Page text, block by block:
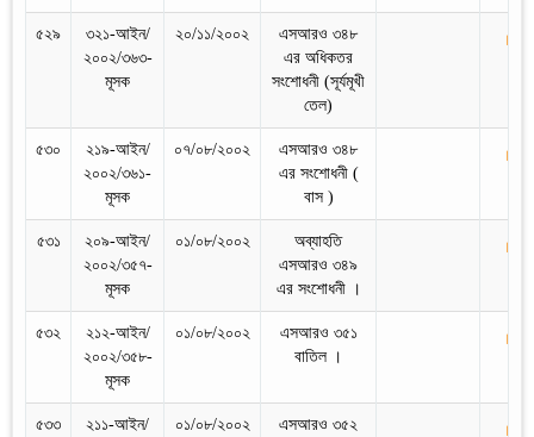
৫২৯
৩২১-আইন/
২০০২/৩৬৩-
মূসক
২০/১১/২০০২
এসআরও ৩৪৮
এর অধিকতর
সংশোধনী (সূর্যমূখী
তেল)
৫৩০
২১৯-আইন/
২০০২/৩৬১-
মূসক
০৭/০৮/২০০২
এসআরও ৩৪৮
এর সংশোধনী (
বাস )
৫৩১
২০৯-আইন/
২০০২/৩৫৭-
মূসক
০১/০৮/২০০২
অব্যাহতি
এসআরও ৩৪৯
এর সংশোধনী ।
৫৩২
২১২-আইন/
২০০২/৩৫৮-
মূসক
০১/০৮/২০০২
এসআরও ৩৫১
বাতিল ।
৫৩৩
২১১-আইন/
০১/০৮/২০০২
এসআরও ৩৫২